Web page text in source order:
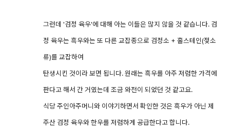
그런데 '검정 육우'에 대해 아는 이들은 많지 않을 것 같습니다. 검
정 육우는 흑우와는 또 다른 교잡종으로 검정소 + 홀스테인(젖소
류)를 교잡하여
탄생시킨 것이라 보면 됩니다. 원래는 흑우를 아주 저렴한 가격에
판다고 해서 간 거였는데 조금 와전이 되었던 것 같고요.
식당 주인아주머니와 이야기하면서 확인한 것은 흑우가 아닌 제
주산 검정 육우와 한우를 저렴하게 공급한다고 합니다.